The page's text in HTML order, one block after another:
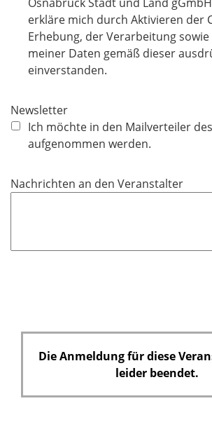
h
f
erkläre mich durch Aktivieren der
Erhebung, der Verarbeitung
meiner Daten gemäß dieser
einverstanden.
Newsletter
Ich möchte in den Mailverteiler
aufgenommen werden.
Nachrichten an den Veranstalter
Die Anmeldung für diese
leider beendet.